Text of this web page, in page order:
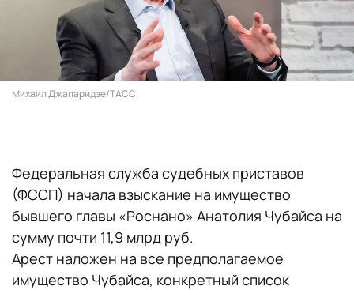
Михаил Джапаридзе/ТАСС
Федеральная служба судебных приставов
(ФССП) начала взыскание на имущество
бывшего главы «Роснано» Анатолия Чубайса на
сумму почти 11,9 млрд руб.
Арест наложен на все предполагаемое
имущество Чубайса, конкретный список